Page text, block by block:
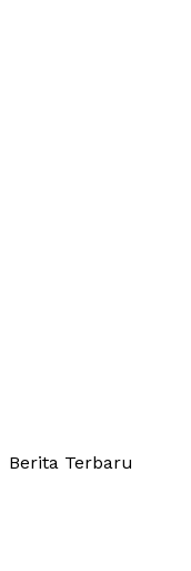
Berita Terbaru